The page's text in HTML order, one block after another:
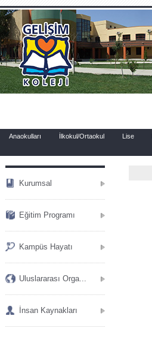
.
Anaokulları İlkokul/Ortaokul Lise
Kurumsal
Eğitim Programı
Kampüs Hayatı
Uluslararası Orga...
İnsan Kaynakları